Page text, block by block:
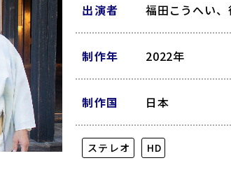
出演者 福田こうへい
制作年 2022年
制作国 日本
ステレオ HD